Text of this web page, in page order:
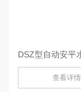
查看详情